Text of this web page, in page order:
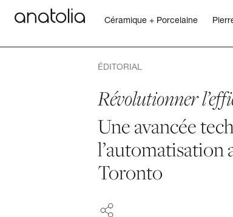
Céramique + Porcelaine
ÉDITORIAL
Révolutionner
Une avancée
Toronto
FACEBOOK
PINTEREST